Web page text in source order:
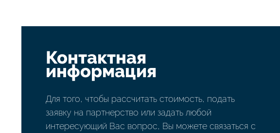
Контактная
информация
Для того, чтобы рассчитать стоимость, подать
заявку на партнерство или задать любой
интересующий Вас вопрос, Вы можете связаться с